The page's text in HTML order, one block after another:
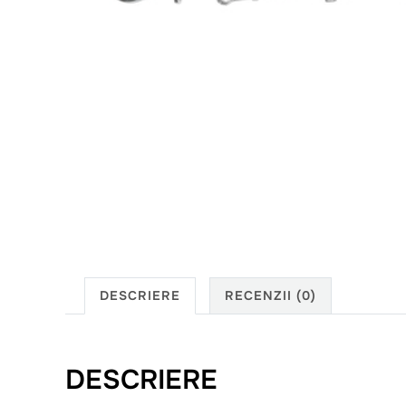
DESCRIERE RECENZII (0)
DESCRIERE